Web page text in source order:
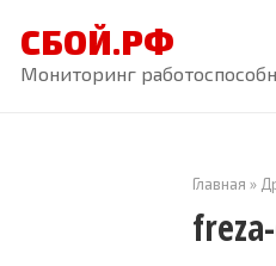
СБОЙ.РФ
Мониторинг
Главная »